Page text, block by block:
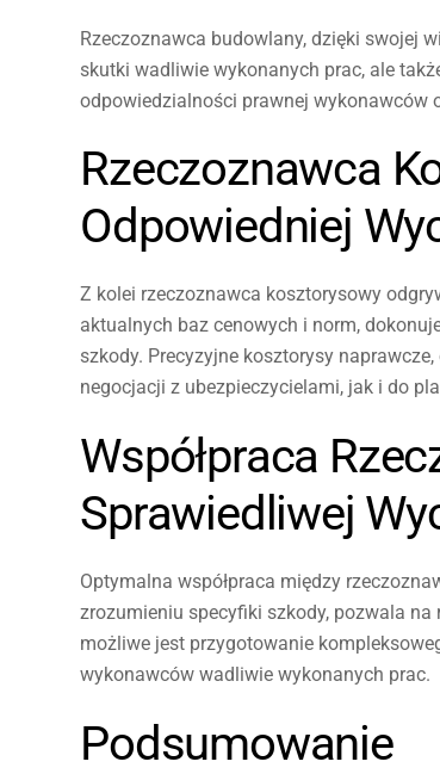
Rzeczoznawca budowlany, dzięki swojej
skutki wadliwie wykonanych prac, ale
odpowiedzialności prawnej wykonawców
Rzeczoznawca
Odpowiedniej
Z kolei rzeczoznawca kosztorysowy
aktualnych baz cenowych i norm,
szkody. Precyzyjne kosztorysy
negocjacji z ubezpieczycielami, jak i do
Współpraca
Sprawiedliwej
Optymalna współpraca między
zrozumieniu specyfiki szkody, pozwala
możliwe jest przygotowanie
wykonawców wadliwie wykonanych prac.
Podsumowanie